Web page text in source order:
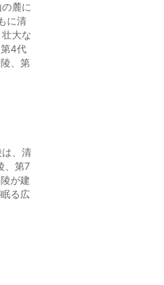
麓に
に清
大な
4代
、第
、清
、第7
が建
る広